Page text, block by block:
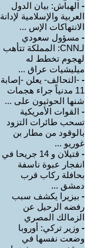
- الهباش: بيان الدول
العربية والإسلامية لإدانة
الانتهاكات الإس ...
- مسؤول سعودي
لـCNN: المملكة تتأهب
لهجوم تخطط له
ميليشيات عراق ...
- -التحالف- يعلن -إصابة
11 مدنياً جراء هجمات
شنها الحوثيون على ...
- القوات الأمريكية
تسحب طائرات التزود
بالوقود من مطار بن
غوريو ...
-
قتيلان و 14 جريحا في
انفجار عبوة ناسفة
بحافلة ركاب قرب
دمشق ...
- بيزيرا يكشف سبب
رفضه الرحيل عن
الزمالك المصري
- وزير تركي: أوروبا
وضعت نفسها في